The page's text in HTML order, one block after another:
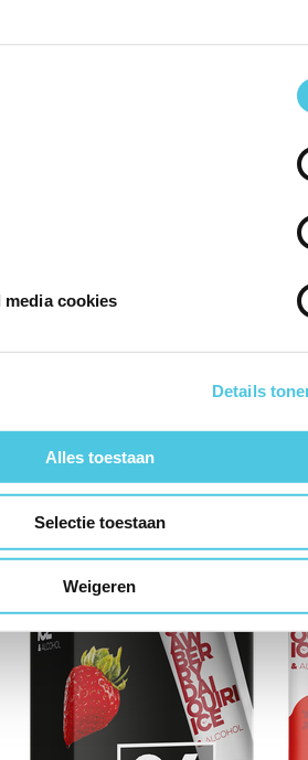
cookies
Details
Alles toestaan
Selectie toestaan
Weigeren
munt. Bevries de vloeibare sticks 24